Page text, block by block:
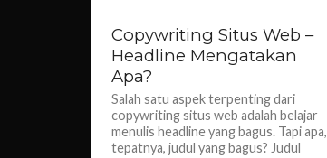
Copywriting Situs Web –
Headline Mengatakan
Apa?
Salah satu aspek terpenting dari
copywriting situs web adalah belajar
menulis headline yang bagus. Tapi apa,
tepatnya, judul yang bagus? Judul